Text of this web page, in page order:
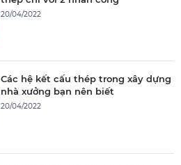
20/04/2022
Các hệ kết cấu thép trong xây dựng
nhà xưởng bạn nên biết
20/04/2022